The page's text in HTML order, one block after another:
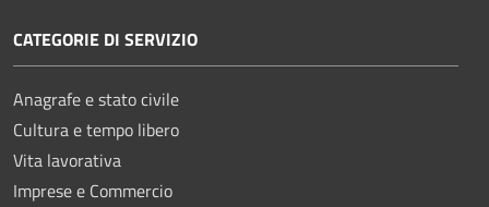
CATEGORIE DI SERVIZIO
Anagrafe e stato civile
Cultura e tempo libero
Vita lavorativa
Imprese e Commercio